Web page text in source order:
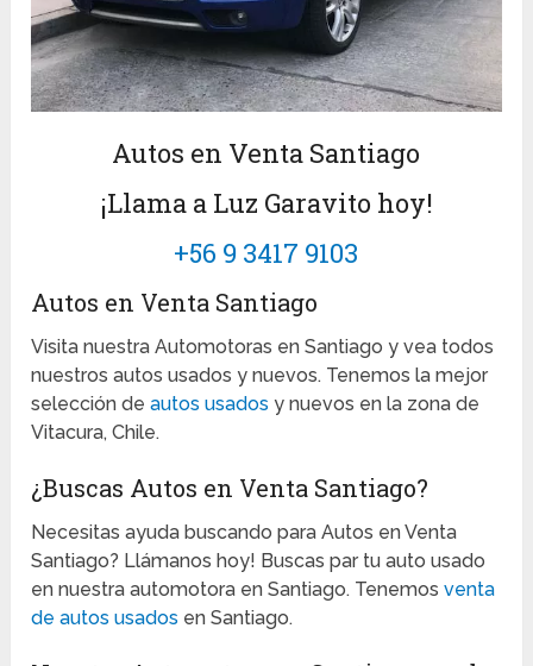
Autos en Venta Santiago
¡Llama a Luz Garavito hoy!
+56 9 3417 9103
Autos en Venta Santiago
Visita nuestra Automotoras en Santiago y vea todos
nuestros autos usados y nuevos. Tenemos la mejor
selección deautos usados y nuevos en la zona de
Vitacura, Chile.
¿Buscas Autos en Venta Santiago?
Necesitas ayuda buscando para Autos en Venta
Santiago? Llámanos hoy! Buscas par tu auto usado
en nuestra automotora en Santiago. Tenemosventa
de autos usados en Santiago.